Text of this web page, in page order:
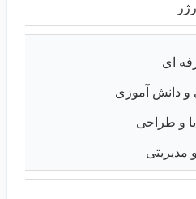
ای
و دانش آموزی
و طراحی
مدیریتی